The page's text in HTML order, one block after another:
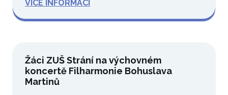
VÍCE INFORMACÍ
Žáci ZUŠ Strání na výchovném
koncertě Filharmonie Bohuslava
Martinů